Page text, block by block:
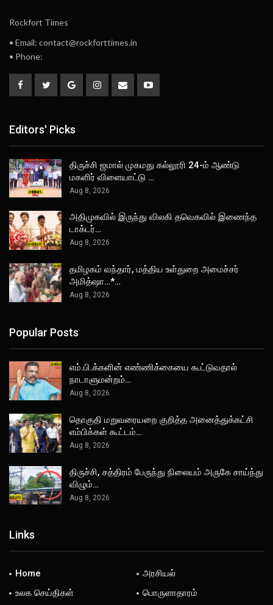
Rockfort Times
• Email: contact@rockforttimes.in
• Phone:
Editors' Picks
திருச்சி ஜமால் முகமது கல்லூரி 24-ம் ஆண்டு
மகளிர் விளையாட்டு …
Aug 8, 2026
அதிமுகவில் இருந்து விலகி தவெகவில் இணைந்த
டாக்டர்…
Aug 8, 2026
தமிழகம் வந்தார், மத்திய உள்துறை அமைச்சர்
அமித்ஷா…*…
Aug 8, 2026
Popular Posts
எம்.பி.க்களின் எண்ணிக்கையை கூட்டுவதால்
நாடாளுமன்றம்…
Aug 8, 2026
தொகுதி மறுவரையறை குறித்த அனைத்துக்கட்சி
எம்பிக்கள் கூட்டம்…
Aug 8, 2026
திருச்சி, சத்திரம் பேருந்து நிலையம் அருகே சாய்ந்து
விழும்…
Aug 8, 2026
Links
Home
அரசியல்
உலக செய்திகள்
பொருளாதாரம்